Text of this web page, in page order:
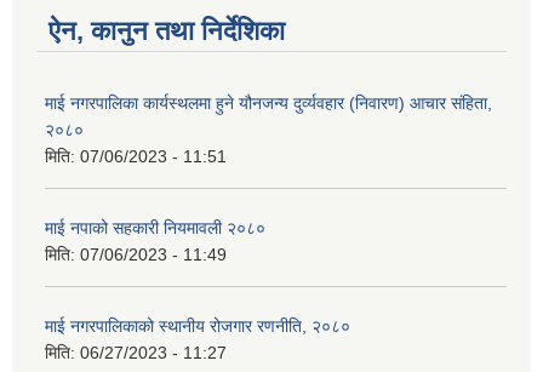
ऐन, कानुन तथा निर्देशिका
माई नगरपालिका कार्यस्थलमा हुने यौनजन्य दुर्व्यवहार (निवारण) आचार संहिता,
२०८०
मिति: 07/06/2023 - 11:51
माई नपाको सहकारी नियमावली २०८०
मिति: 07/06/2023 - 11:49
माई नगरपालिकाको स्थानीय रोजगार रणनीति, २०८०
मिति: 06/27/2023 - 11:27